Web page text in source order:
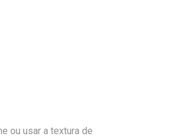
ou usar a textura de